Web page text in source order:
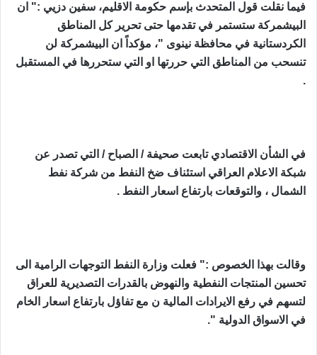
فيما نقلت قول المتحدث بإسم حكومة الاقليم، سفين دزيي :" ان
البيشمركة ستستمر في تقدمها حتى تحرير كل المناطق
الكردستانية في محافظة نينوى "، مؤكداً ان البيشمركة لن
تنسحب من المناطق التي حررتها او التي ستحررها في المستقبل
.
في الشأن الاقتصادي تابعت صحيفة / الصباح / التي تصدر عن
شبكة الاعلام العراقي استئناف ضخ النفط من شركة نفط
الشمال ، والتوقعات بارتفاع اسعار النفط .
وقالت بهذا الخصوص :" فعلت وزارة النفط التوجهات الرامية الى
تحسين المنتجات النفطية والنهوض بالقدرات التصديرية للعراق
لتسهم في رفع الايرادات المالية ن مع تفاؤل بارتفاع اسعار الخام
في الاسواق الدولية ".